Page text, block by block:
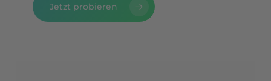
Jetzt probieren